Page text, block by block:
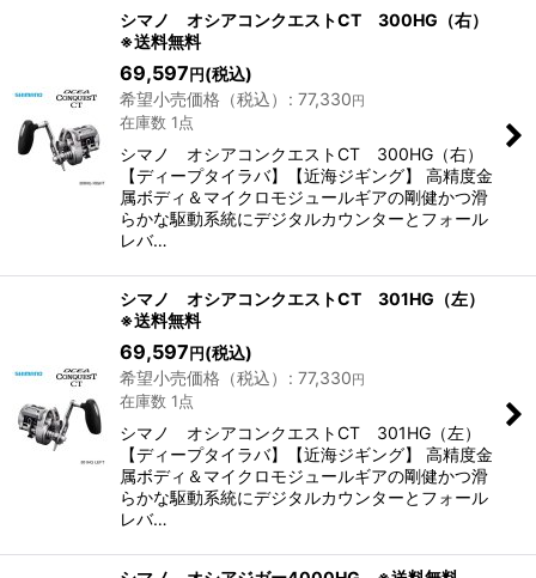
シマノ オシアコンクエストCT 300HG（右）
※送料無料
69,597 円 (税込)
希望小売価格（税込）
: 77,330 円
在庫数 1点
シマノ オシアコンクエストCT 300HG（右）
【ディープタイラバ】【近海ジギング】 高精度金
属ボディ＆マイクロモジュールギアの剛健かつ滑
らかな駆動系統にデジタルカウンターとフォール
レバ…
シマノ オシアコンクエストCT 301HG（左）
※送料無料
69,597 円 (税込)
希望小売価格（税込）
: 77,330 円
在庫数 1点
シマノ オシアコンクエストCT 301HG（左）
【ディープタイラバ】【近海ジギング】 高精度金
属ボディ＆マイクロモジュールギアの剛健かつ滑
らかな駆動系統にデジタルカウンターとフォール
レバ…